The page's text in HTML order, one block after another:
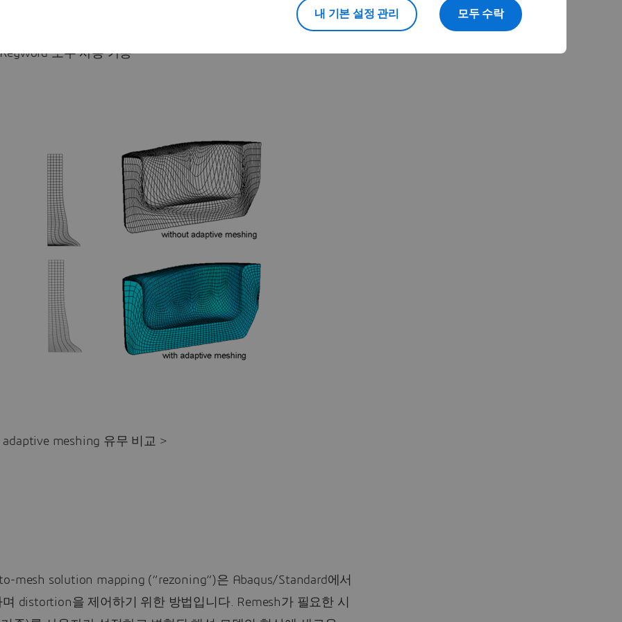
모두 사용 가능
adaptive meshing 유무 비교 >
mesh solution mapping (“rezoning”)은 Abaqus/Standard에서
며 distortion을 제어하기 위한 방법입니다. Remesh가 필요한 시
모두 수락
내 기본 설정 관리